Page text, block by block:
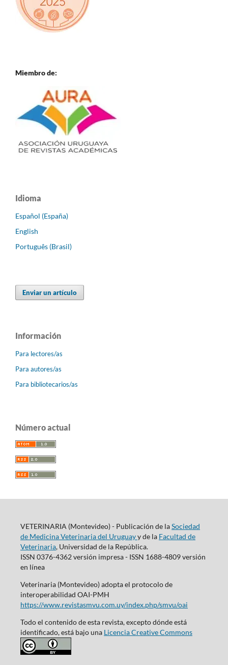
Miembro de:
Idioma
Español (España)
English
Português (Brasil)
Enviar un artículo
Información
Para lectores/as
Para autores/as
Para bibliotecarios/as
Número actual
VETERINARIA (Montevideo) - Publicación de laSociedad
de Medicina Veterinaria del Uruguayy de la Facultad de
Veterinaria, Universidad de la República.
ISSN 0376-4362 versión impresa - ISSN 1688-4809 versión
en línea
Veterinaria (Montevideo) adopta el protocolo de
interoperabilidad OAI-PMH
https://www.revistasmvu.com.uy/index.php/smvu/oai
Todo el contenido de esta revista, excepto dónde está
identificado, está bajo una Licencia Creative Commons